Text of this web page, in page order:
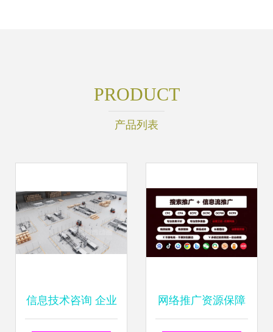
PRODUCT
产品列表
信息技术咨询 企业 网络推广资源保障